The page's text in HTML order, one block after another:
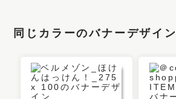
同じカラーのバナーデザイン